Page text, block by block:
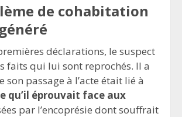
de cohabitation
déclarations, le suspect
faits qui lui sont reprochés. Il a
passage à l’acte était lié à
qu’il éprouvait face aux
par l’encoprésie dont souffrait